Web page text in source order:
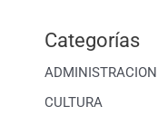
Categorías
ADMINISTRACION
CULTURA